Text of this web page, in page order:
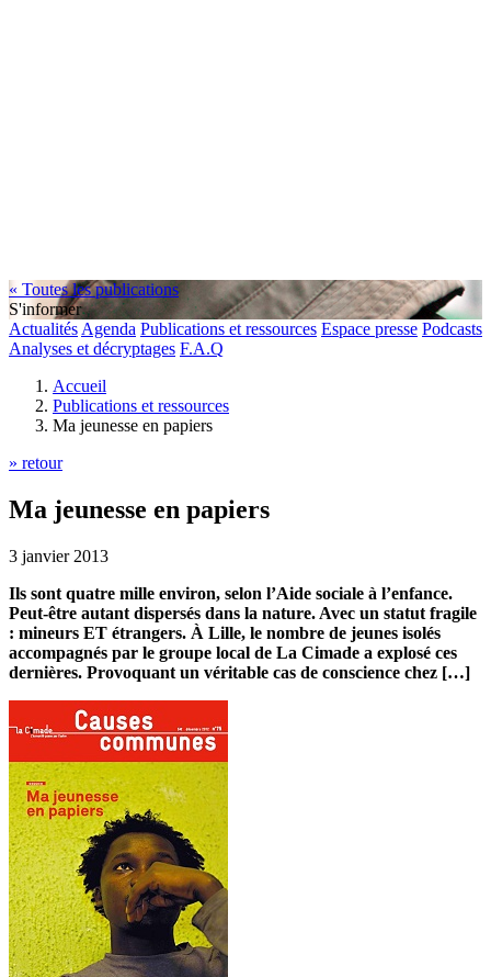
« Toutes les publications
S'informer
Actualités Agenda Publications et ressources Espace presse Podcasts
Analyses et décryptages F.A.Q
Accueil
Publications et ressources
Ma jeunesse en papiers
» retour
Ma jeunesse en papiers
3 janvier 2013
Ils sont quatre mille environ, selon l’Aide sociale à l’enfance.
Peut-être autant dispersés dans la nature. Avec un statut fragile
: mineurs ET étrangers. À Lille, le nombre de jeunes isolés
accompagnés par le groupe local de La Cimade a explosé ces
dernières. Provoquant un véritable cas de conscience chez […]